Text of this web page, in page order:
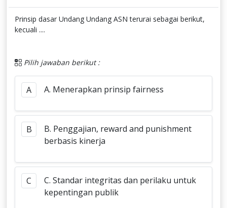
Prinsip dasar Undang Undang ASN terurai sebagai berikut,
kecuali ....
Pilih jawaban berikut :
A A. Menerapkan prinsip fairness
B
B. Penggajian, reward and punishment
berbasis kinerja
C
C. Standar integritas dan perilaku untuk
kepentingan publik